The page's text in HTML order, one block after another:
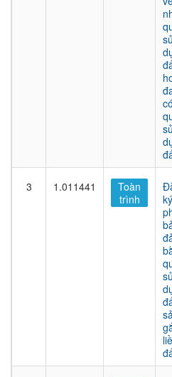
có
3 1.011441
Toàn
trình